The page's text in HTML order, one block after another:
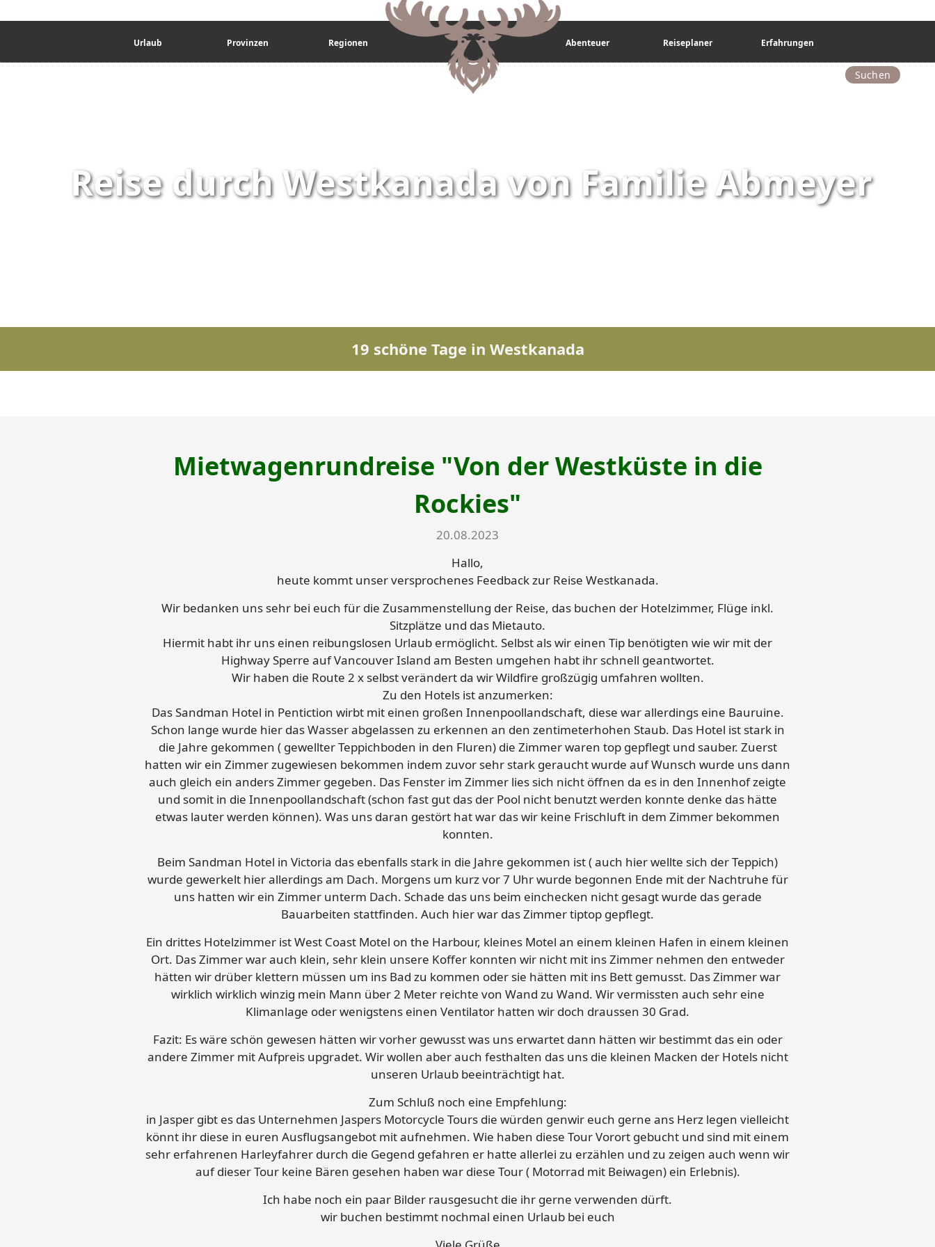
Urlaub Provinzen Regionen Abenteuer Reiseplaner Erfahrungen
Suchen
Reise durch Westkanada von Familie Abmeyer
19 schöne Tage in Westkanada
Mietwagenrundreise "Von der Westküste in die
Rockies"
20.08.2023
Hallo,
heute kommt unser versprochenes Feedback zur Reise Westkanada.
Wir bedanken uns sehr bei euch für die Zusammenstellung der Reise, das buchen der Hotelzimmer, Flüge inkl.
Sitzplätze und das Mietauto.
Hiermit habt ihr uns einen reibungslosen Urlaub ermöglicht. Selbst als wir einen Tip benötigten wie wir mit der
Highway Sperre auf Vancouver Island am Besten umgehen habt ihr schnell geantwortet.
Wir haben die Route 2 x selbst verändert da wir Wildfire großzügig umfahren wollten.
Zu den Hotels ist anzumerken:
Das Sandman Hotel in Pentiction wirbt mit einen großen Innenpoollandschaft, diese war allerdings eine Bauruine.
Schon lange wurde hier das Wasser abgelassen zu erkennen an den zentimeterhohen Staub. Das Hotel ist stark in
die Jahre gekommen ( gewellter Teppichboden in den Fluren) die Zimmer waren top gepflegt und sauber. Zuerst
hatten wir ein Zimmer zugewiesen bekommen indem zuvor sehr stark geraucht wurde auf Wunsch wurde uns dann
auch gleich ein anders Zimmer gegeben. Das Fenster im Zimmer lies sich nicht öffnen da es in den Innenhof zeigte
und somit in die Innenpoollandschaft (schon fast gut das der Pool nicht benutzt werden konnte denke das hätte
etwas lauter werden können). Was uns daran gestört hat war das wir keine Frischluft in dem Zimmer bekommen
konnten.
Beim Sandman Hotel in Victoria das ebenfalls stark in die Jahre gekommen ist ( auch hier wellte sich der Teppich)
wurde gewerkelt hier allerdings am Dach. Morgens um kurz vor 7 Uhr wurde begonnen Ende mit der Nachtruhe für
uns hatten wir ein Zimmer unterm Dach. Schade das uns beim einchecken nicht gesagt wurde das gerade
Bauarbeiten stattfinden. Auch hier war das Zimmer tiptop gepflegt.
Ein drittes Hotelzimmer ist West Coast Motel on the Harbour, kleines Motel an einem kleinen Hafen in einem kleinen
Ort. Das Zimmer war auch klein, sehr klein unsere Koffer konnten wir nicht mit ins Zimmer nehmen den entweder
hätten wir drüber klettern müssen um ins Bad zu kommen oder sie hätten mit ins Bett gemusst. Das Zimmer war
wirklich wirklich winzig mein Mann über 2 Meter reichte von Wand zu Wand. Wir vermissten auch sehr eine
Klimanlage oder wenigstens einen Ventilator hatten wir doch draussen 30 Grad.
Fazit: Es wäre schön gewesen hätten wir vorher gewusst was uns erwartet dann hätten wir bestimmt das ein oder
andere Zimmer mit Aufpreis upgradet. Wir wollen aber auch festhalten das uns die kleinen Macken der Hotels nicht
unseren Urlaub beeinträchtigt hat.
Zum Schluß noch eine Empfehlung:
in Jasper gibt es das Unternehmen Jaspers Motorcycle Tours die würden genwir euch gerne ans Herz legen vielleicht
könnt ihr diese in euren Ausflugsangebot mit aufnehmen. Wie haben diese Tour Vorort gebucht und sind mit einem
sehr erfahrenen Harleyfahrer durch die Gegend gefahren er hatte allerlei zu erzählen und zu zeigen auch wenn wir
auf dieser Tour keine Bären gesehen haben war diese Tour ( Motorrad mit Beiwagen) ein Erlebnis).
Ich habe noch ein paar Bilder rausgesucht die ihr gerne verwenden dürft.
wir buchen bestimmt nochmal einen Urlaub bei euch